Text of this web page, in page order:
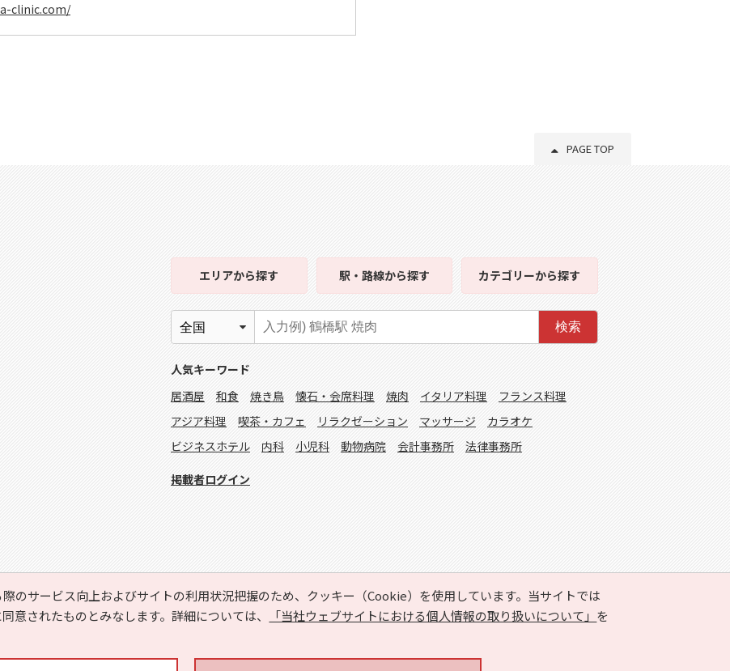
clinic.com/
PAGE TOP
のサービス向上およびサイトの利用状況把握のため、クッキー（Cookie）を使用しています。当サイトでは
意されたものとみなします。詳細については、
「当社ウェブサイトにおける個人情報の取り扱いについて」 を
エリアから探す 駅・路線から探す カテゴリーから探す
検索
人気キーワード
居酒屋
和食 焼き鳥 懐石・会席料理 焼肉 イタリア料理
フランス料理
アジア料理
喫茶・カフェ リラクゼーション マッサージ
カラオケ
ビジネスホテル
内科 小児科 動物病院 会計事務所 法律事務所
掲載者ログイン
Copyright © HYOJITO.Co.,Ltd. All Rights Reserved.